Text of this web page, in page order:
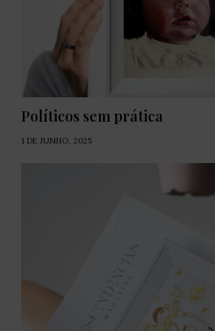
Políticos sem prática
1 DE JUNHO, 2025